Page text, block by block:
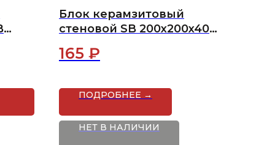
Блок керамзитовый
стеновой SB 200x200x400
165 ₽
ПОДРОБНЕЕ →
НЕТ В НАЛИЧИИ